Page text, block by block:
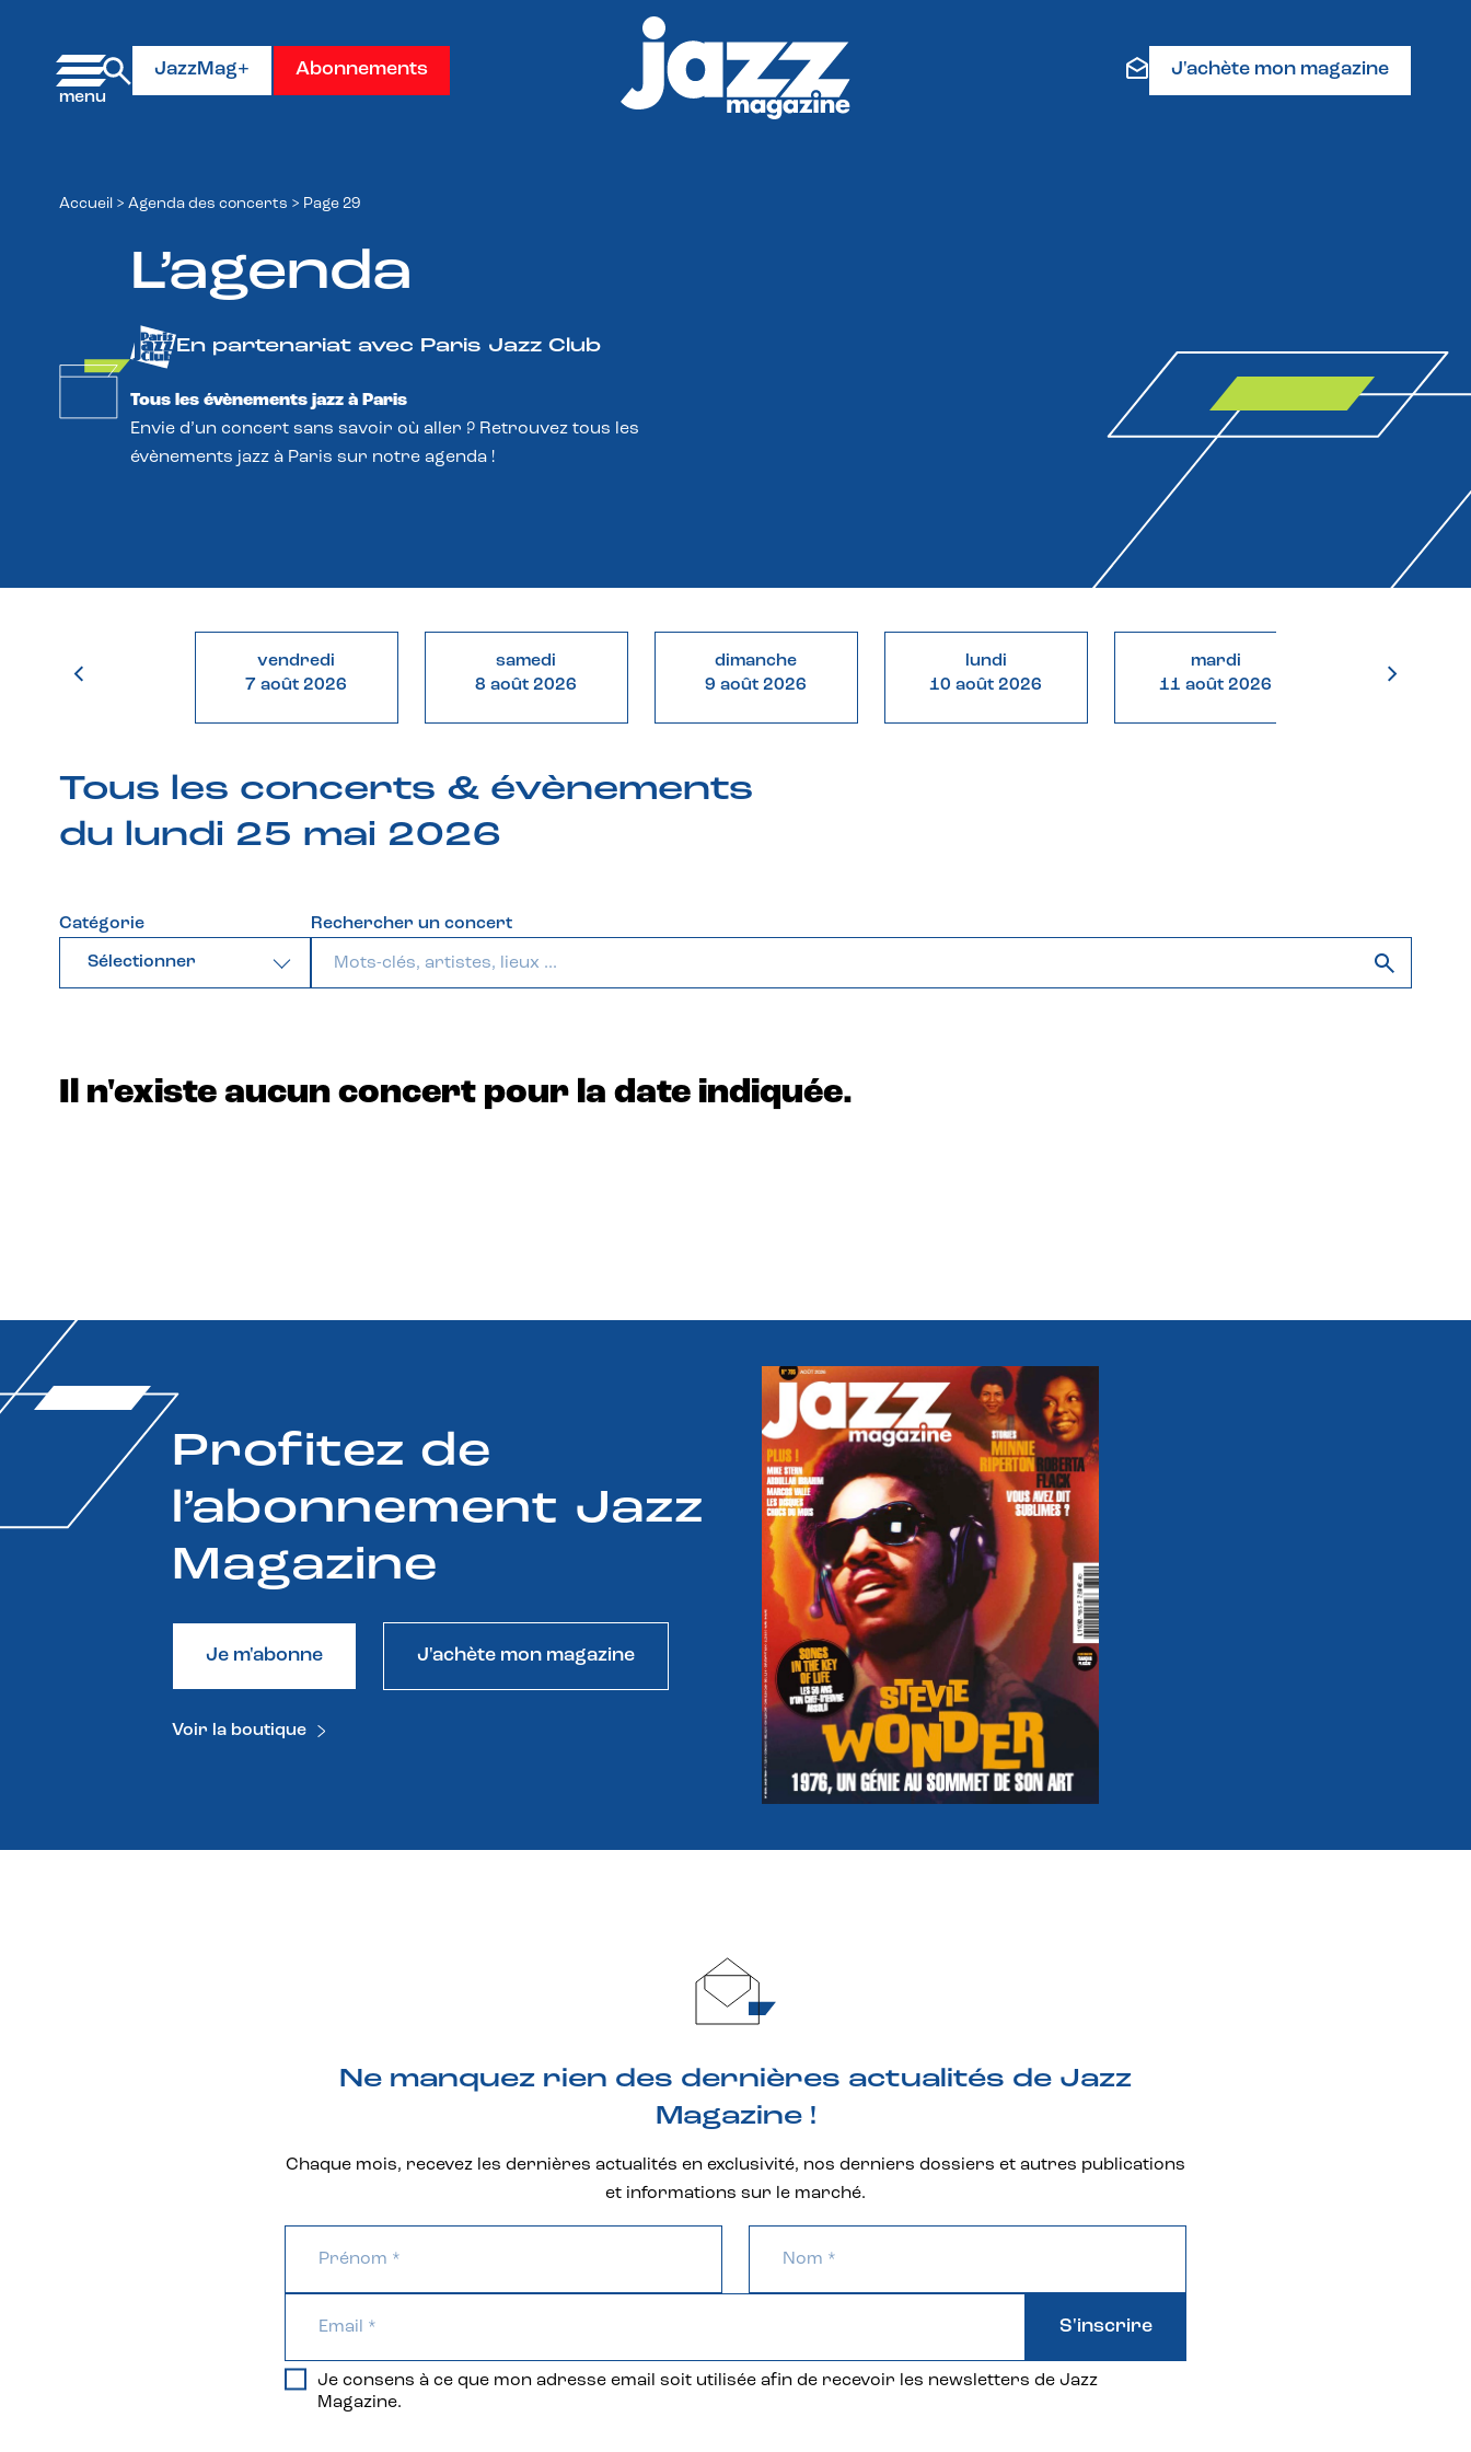
JazzMag+ Abonnements J'achète mon magazine
Accueil > Agenda des concerts > Page 29
L’agenda
En partenariat avec Paris Jazz Club
Tous les évènements jazz à Paris
Envie d’un concert sans savoir où aller ? Retrouvez tous les
évènements jazz à Paris sur notre agenda !
vendredi
7 août 2026
samedi
8 août 2026
dimanche
9 août 2026
lundi
10 août 2026
mardi
11 août 2026
12 août
Tous les concerts & évènements
du lundi 25 mai 2026
Catégorie
Sélectionner
Rechercher un concert
Il n'existe aucun concert pour la date indiquée.
Profitez de
l’abonnement Jazz
Magazine
Je m'abonne J'achète mon magazine
Voir la boutique
Ne manquez rien des dernières actualités de Jazz
Magazine !
Chaque mois, recevez les dernières actualités en exclusivité, nos derniers dossiers et autres publications
et informations sur le marché.
Je consens à ce que mon adresse email soit utilisée afin de recevoir les newsletters de Jazz
Magazine.
S'inscrire